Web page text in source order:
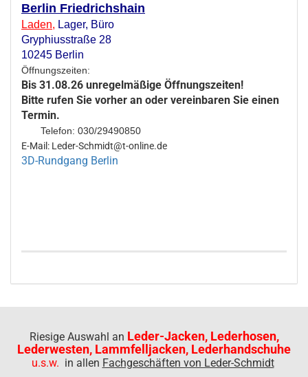
Berlin Friedrichshain
Laden, Lager, Büro
Gryphiusstraße 28
10245 Berlin
Öffnungszeiten:
Bis 31.08.26 unregelmäßige Öffnungszeiten!
Bitte rufen Sie vorher an oder vereinbaren Sie einen
Termin.
Telefon: 030/29490850
E-Mail: Leder-Schmidt@t-online.de
3D-Rundgang Berlin
Riesige Auswahl an Leder-Jacken, Lederhosen,
Lederwesten, Lammfelljacken, Lederhandschuhe
u.s.w. in allen Fachgeschäften von Leder-Schmidt